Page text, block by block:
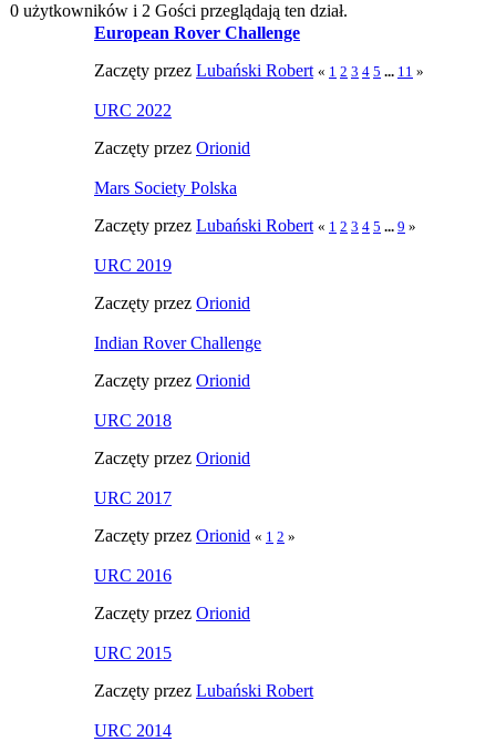
0 użytkowników i 2 Gości przeglądają ten dział.
European Rover Challenge
Zaczęty przez Lubański Robert « 1 2 3 4 5 ... 11 »
URC 2022
Zaczęty przez Orionid
Mars Society Polska
Zaczęty przez Lubański Robert « 1 2 3 4 5 ... 9 »
URC 2019
Zaczęty przez Orionid
Indian Rover Challenge
Zaczęty przez Orionid
URC 2018
Zaczęty przez Orionid
URC 2017
Zaczęty przez Orionid « 1 2 »
URC 2016
Zaczęty przez Orionid
URC 2015
Zaczęty przez Lubański Robert
URC 2014